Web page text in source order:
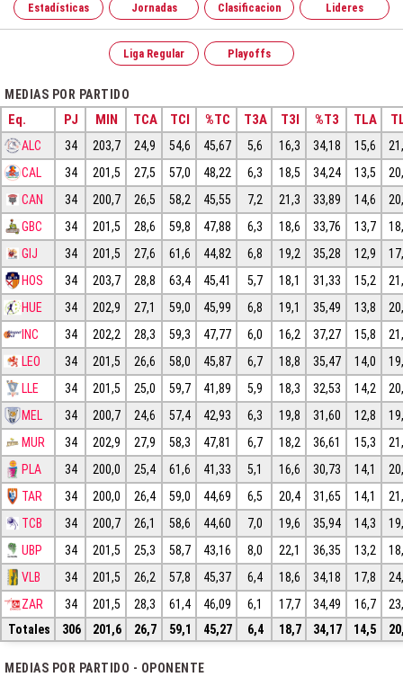
Estadísticas Jornadas Clasificacion Lideres
Liga Regular Playoffs
MEDIAS POR PARTIDO
Eq. PJ MIN TCA TCI %TC T3A T3I %T3 TLA
ALC 34 203,7 24,9 54,6 45,67 5,6 16,3 34,18 15,6
CAL
34 201,5 27,5 57,0 48,22 6,3 18,5 34,24 13,5
CAN
34 200,7 26,5 58,2 45,55 7,2 21,3 33,89 14,6
GBC
34 201,5 28,6 59,8 47,88 6,3 18,6 33,76 13,7
GIJ
34 201,5 27,6 61,6 44,82 6,8 19,2 35,28 12,9
HOS
34 203,7 28,8 63,4 45,41 5,7 18,1 31,33 15,2
HUE
34 202,9 27,1 59,0 45,99 6,8 19,1 35,49 13,8
INC
34 202,2 28,3 59,3 47,77 6,0 16,2 37,27 15,8
LEO
34 201,5 26,6 58,0 45,87 6,7 18,8 35,47 14,0
LLE
34 201,5 25,0 59,7 41,89 5,9 18,3 32,53 14,2
MEL
34 200,7 24,6 57,4 42,93 6,3 19,8 31,60 12,8
MUR
34 202,9 27,9 58,3 47,81 6,7 18,2 36,61 15,3
PLA
34 200,0 25,4 61,6 41,33 5,1 16,6 30,73 14,1
TAR
34 200,0 26,4 59,0 44,69 6,5 20,4 31,65 14,1
TCB
34 200,7 26,1 58,6 44,60 7,0 19,6 35,94 14,3
UBP
34 201,5 25,3 58,7 43,16 8,0 22,1 36,35 13,2
VLB
34 201,5 26,2 57,8 45,37 6,4 18,6 34,18 17,8
ZAR
34 201,5 28,3 61,4 46,09 6,1 17,7 34,49 16,7
Totales
306 201,6 26,7 59,1 45,27 6,4 18,7 34,17 14,5
MEDIAS POR PARTIDO - OPONENTE